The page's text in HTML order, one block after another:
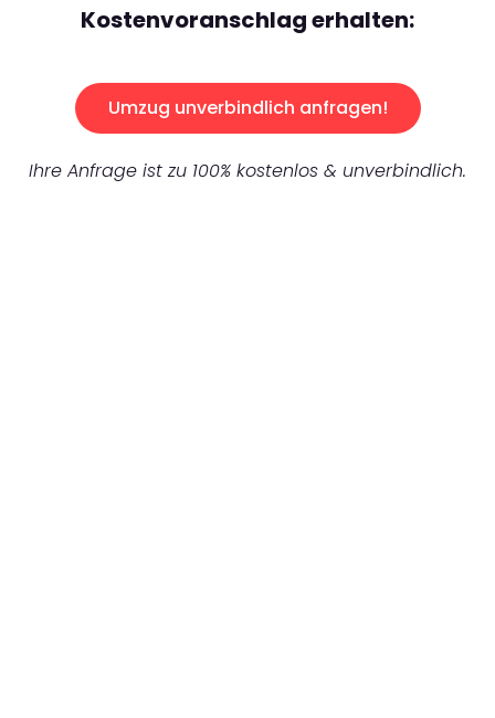
Kostenvoranschlag erhalten:
Umzug unverbindlich anfragen!
Ihre Anfrage ist zu 100% kostenlos & unverbindlich.